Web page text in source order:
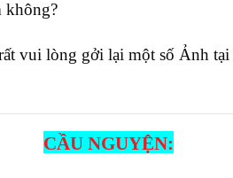
không?
vui lòng gởi lại một số Ảnh
CẦU NGUYỆN: